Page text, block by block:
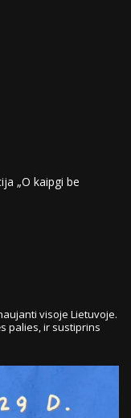
„O kaipgi be
visoje Lietuvoje.
palies, ir sustiprins